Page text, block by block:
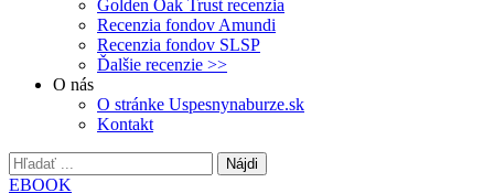
Golden Oak Trust recenzia
Recenzia fondov Amundi
Recenzia fondov SLSP
Ďalšie recenzie >>
O nás
O stránke Uspesnynaburze.sk
Kontakt
Hľadať:
EBOOK